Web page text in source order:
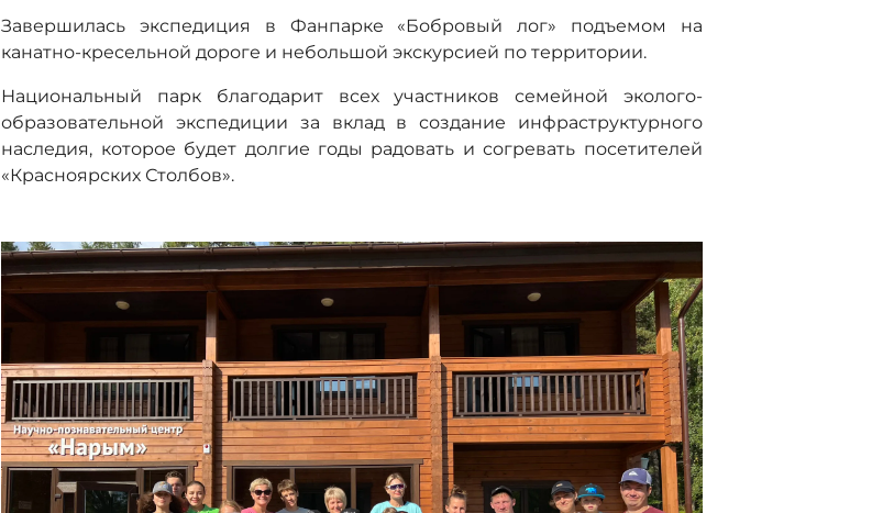
Завершилась экспедиция в Фанпарке «Бобровый лог» подъемом на
канатно-кресельной дороге и небольшой экскурсией по территории.
Национальный парк благодарит всех участников семейной эколого-
образовательной экспедиции за вклад в создание инфраструктурного
наследия, которое будет долгие годы радовать и согревать посетителей
«Красноярских Столбов».